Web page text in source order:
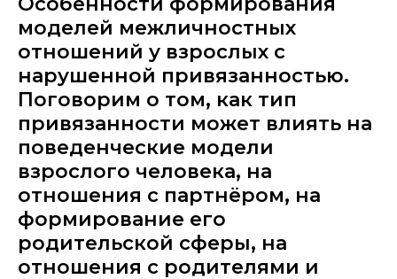
моделей межличностных
отношений у взрослых с
нарушенной привязанностью.
Поговорим о том, как тип
привязанности может влиять на
поведенческие модели
взрослого человека, на
отношения с партнёром, на
формирование его
родительской сферы, на
отношения с родителями и